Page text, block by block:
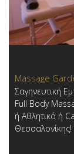
Massage
Σαγηνευτική
Full Body
ή Αθλητικό ή
Θεσσαλονίκης!